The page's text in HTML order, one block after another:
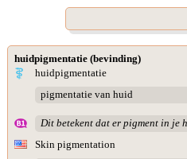
huidpigmentatie (bevinding)
huidpigmentatie
pigmentatie van huid
Dit betekent dat er pigment in je
Skin pigmentation